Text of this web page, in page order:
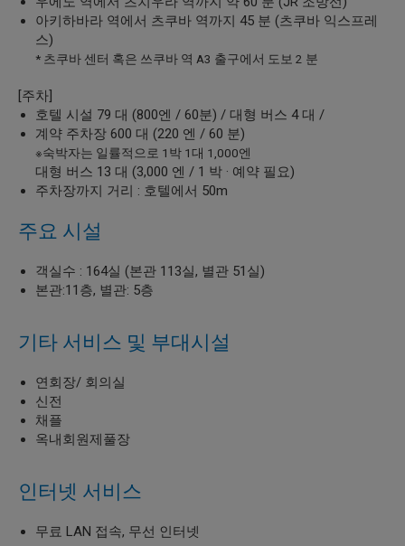
아키하바라 역에서 츠쿠바 역까지 45 분 (츠쿠바 익스프레
스)
* 츠쿠바 센터 혹은 쓰쿠바 역 A3 출구에서 도보 2 분
[주차]
호텔 시설 79 대 (800엔 / 60분) / 대형 버스 4 대 /
계약 주차장 600 대 (220 엔 / 60 분)
※숙박자는 일률적으로 1박 1대 1,000엔
대형 버스 13 대 (3,000 엔 / 1 박 · 예약 필요)
주차장까지 거리 : 호텔에서 50m
주요 시설
객실수 : 164실 (본관 113실, 별관 51실)
본관:11층, 별관: 5층
기타 서비스 및 부대시설
연회장/ 회의실
신전
채플
옥내회원제풀장
인터넷 서비스
무료 LAN 접속, 무선 인터넷